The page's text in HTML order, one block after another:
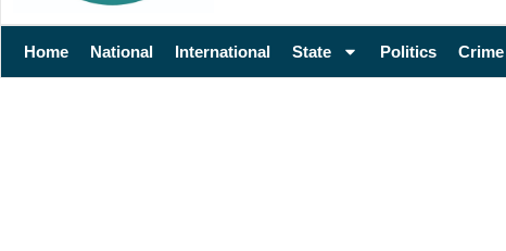
Home National International State Politics Crime